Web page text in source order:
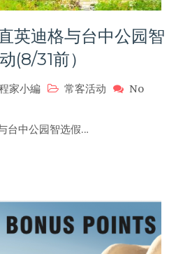
英迪格与台中公园智
(8/31前）
家小編 常客活动
No
台中公园智选假…